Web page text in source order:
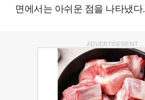
면에서는 아쉬운 점을 나타냈다.
ADVERTISEMENT